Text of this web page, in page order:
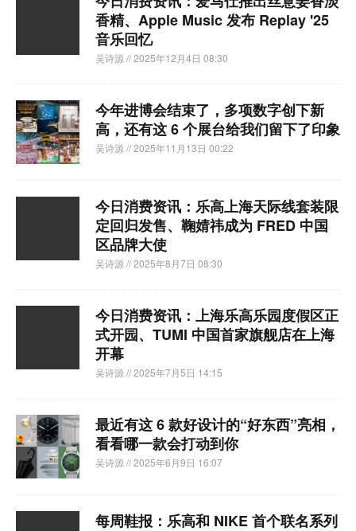
香精、Apple Music 发布 Replay '25
音乐回忆
吴诗源 // 2025年12月4日 08:30
今年进博会结束了，多项数字创下新
高，还有这 6 个展台给我们留下了印象
吴诗源 // 2025年11月13日 00:22
今日消费资讯：乐高上海天际线套装限
定回归发售、鞠婧祎成为 FRED 中国
区品牌大使
吴诗源 // 2025年8月7日 08:30
今日消费资讯：上海乐高乐园度假区正
式开园、TUMI 中国首家旗舰店在上海
开幕
吴诗源 // 2025年7月5日 14:15
最近有这 6 款好设计的“好东西”亮相，
看看哪一款会打动到你
吴诗源 // 2025年6月9日 16:07
每周鞋报：乐高和 NIKE 首个联名系列